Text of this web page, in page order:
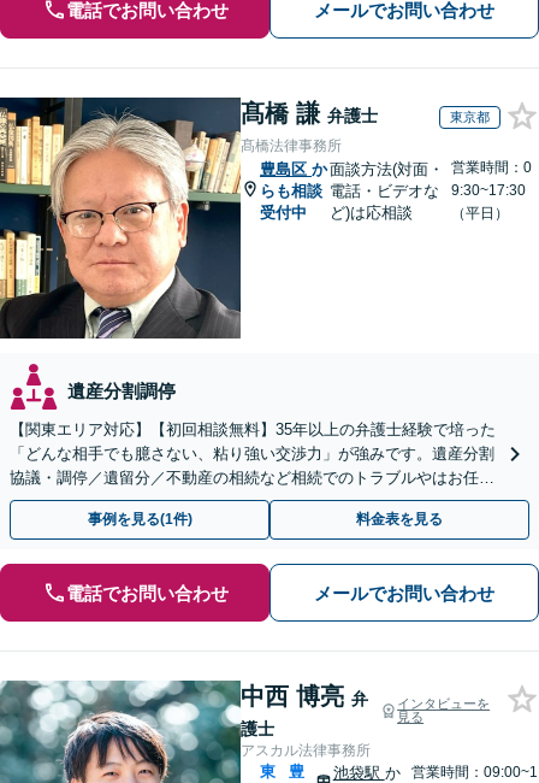
電話でお問い合わせ メールでお問い合わせ
髙橋 謙 弁護士 東京都
髙橋法律事務所
豊島区 か
らも相談
受付中
面談方法(対面・
電話・ビデオな
ど)は応相談
営業時間：0
9:30~17:30
（平日）
遺産分割調停
【関東エリア対応】【初回相談無料】35年以上の弁護士経験で培った
「どんな相手でも臆さない、粘り強い交渉力」が強みです。遺産分割
協議・調停／遺留分／不動産の相続など相続でのトラブルやはお任せ
ください。遺言書や生前贈与など生前対策にも注力
事例を見る(1件) 料金表を見る
電話でお問い合わせ メールでお問い合わせ
中西 博亮 弁
護士
インタビューを
見る
アスカル法律事務所
東
豊
池袋駅 か
営業時間：09:00~1